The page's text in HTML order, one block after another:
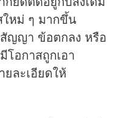
ใหม่ ๆ มากขึ้น
สัญญา ข้อตกลง หรือ
อกาสถูกเอา
ละเอียดให้